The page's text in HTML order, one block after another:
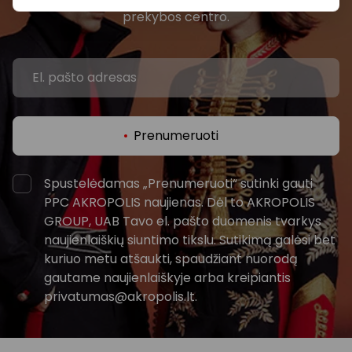
prekybos centro.
Prenumeruoti
Spustelėdamas „Prenumeruoti“ sutinki gauti
PPC AKROPOLIS naujienas. Dėl to AKROPOLIS
GROUP, UAB Tavo el. pašto duomenis tvarkys
naujienlaiškių siuntimo tikslu. Sutikimą galėsi bet
kuriuo metu atšaukti, spaudžiant nuorodą
gautame naujienlaiškyje arba kreipiantis
privatumas@akropolis.lt.